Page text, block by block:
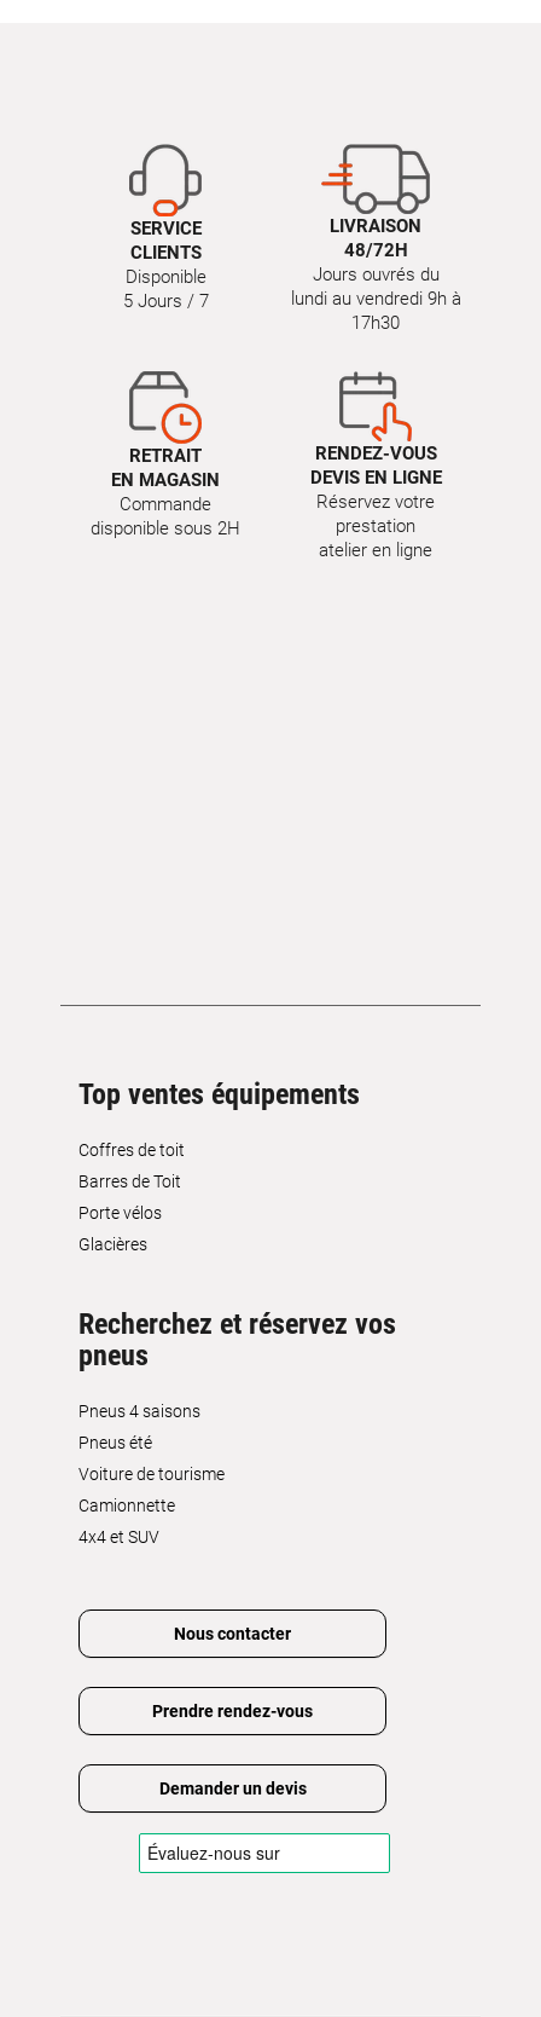
SERVICE
CLIENTS
Disponible
5 Jours / 7
LIVRAISON
48/72H
Jours ouvrés du
lundi au vendredi 9h à
17h30
RETRAIT
EN MAGASIN
Commande
disponible sous 2H
RENDEZ-VOUS
DEVIS EN LIGNE
Réservez votre
prestation
atelier en ligne
Top ventes équipements
Coffres de toit
Barres de Toit
Porte vélos
Glacières
Recherchez et réservez vos
pneus
Pneus 4 saisons
Pneus été
Voiture de tourisme
Camionnette
4x4 et SUV
Nous contacter
Prendre rendez-vous
Demander un devis